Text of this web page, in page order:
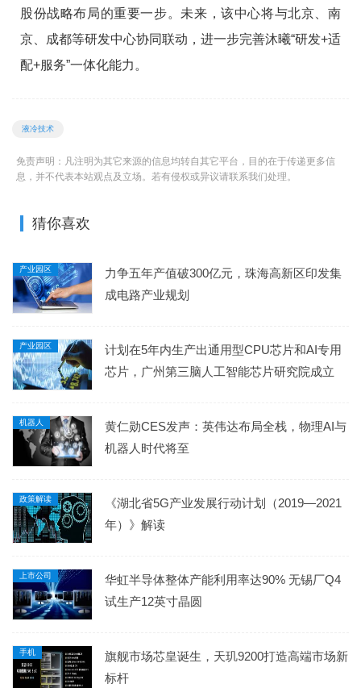
股份战略布局的重要一步。未来，该中心将与北京、南
京、成都等研发中心协同联动，进一步完善沐曦“研发+适
配+服务”一体化能力。
液冷技术
免责声明：凡注明为其它来源的信息均转自其它平台，目的在于传递更多信
息，并不代表本站观点及立场。若有侵权或异议请联系我们处理。
猜你喜欢
产业园区
力争五年产值破300亿元，珠海高新区印发集
成电路产业规划
产业园区
计划在5年内生产出通用型CPU芯片和AI专用
芯片，广州第三脑人工智能芯片研究院成立
机器人
黄仁勋CES发声：英伟达布局全栈，物理AI与
机器人时代将至
政策解读
《湖北省5G产业发展行动计划（2019—2021
年）》解读
上市公司
华虹半导体整体产能利用率达90% 无锡厂Q4
试生产12英寸晶圆
手机
旗舰市场芯皇诞生，天玑9200打造高端市场新
标杆